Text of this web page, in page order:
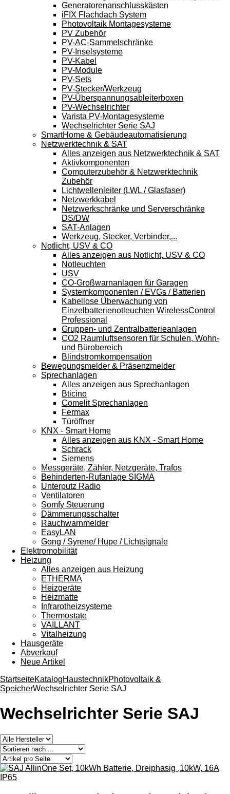
Generatorenanschlusskästen
iFIX Flachdach System
Photovoltaik Montagesysteme
PV Zubehör
PV-AC-Sammelschränke
PV-Inselsysteme
PV-Kabel
PV-Module
PV-Sets
PV-Stecker/Werkzeug
PV-Überspannungsableiterboxen
PV-Wechselrichter
Varista PV-Montagesysteme
Wechselrichter Serie SAJ
SmartHome & Gebäudeautomatisierung
Netzwerktechnik & SAT
Alles anzeigen aus Netzwerktechnik & SAT
Aktivkomponenten
Computerzubehör & Netzwerktechnik
Zubehör
Lichtwellenleiter (LWL / Glasfaser)
Netzwerkkabel
Netzwerkschränke und Serverschränke
DS/DW
SAT-Anlagen
Werkzeug, Stecker, Verbinder,...
Notlicht, USV & CO
Alles anzeigen aus Notlicht, USV & CO
Notleuchten
USV
CO-Großwarnanlagen für Garagen
Systemkomponenten / EVGs / Batterien
Kabellose Überwachung von
Einzelbatterienotleuchten WirelessControl
Professional
Gruppen- und Zentralbatterieanlagen
CO2 Raumluftsensoren für Schulen, Wohn-
und Bürobereich
Blindstromkompensation
Bewegungsmelder & Präsenzmelder
Sprechanlagen
Alles anzeigen aus Sprechanlagen
Bticino
Comelit Sprechanlagen
Fermax
Türöffner
KNX - Smart Home
Alles anzeigen aus KNX - Smart Home
Schrack
Siemens
Messgeräte, Zähler, Netzgeräte, Trafos
Behinderten-Rufanlage SIGMA
Unterputz Radio
Ventilatoren
Somfy Steuerung
Dämmerungsschalter
Rauchwarnmelder
EasyLAN
Gong / Syrene/ Hupe / Lichtsignale
Elektromobilität
Heizung
Alles anzeigen aus Heizung
ETHERMA
Heizgeräte
Heizmatte
Infrarotheizsysteme
Thermostate
VAILLANT
Vitalheizung
Hausgeräte
Abverkauf
Neue Artikel
StartseiteKatalogHaustechnikPhotovoltaik &
SpeicherWechselrichter Serie SAJ
Wechselrichter Serie SAJ